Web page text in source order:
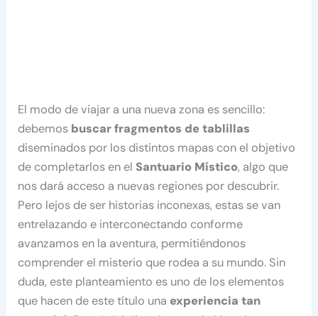
El modo de viajar a una nueva zona es sencillo:
debemos buscar fragmentos de tablillas
diseminados por los distintos mapas con el objetivo
de completarlos en el Santuario Místico, algo que
nos dará acceso a nuevas regiones por descubrir.
Pero lejos de ser historias inconexas, estas se van
entrelazando e interconectando conforme
avanzamos en la aventura, permitiéndonos
comprender el misterio que rodea a su mundo. Sin
duda, este planteamiento es uno de los elementos
que hacen de este título una experiencia tan